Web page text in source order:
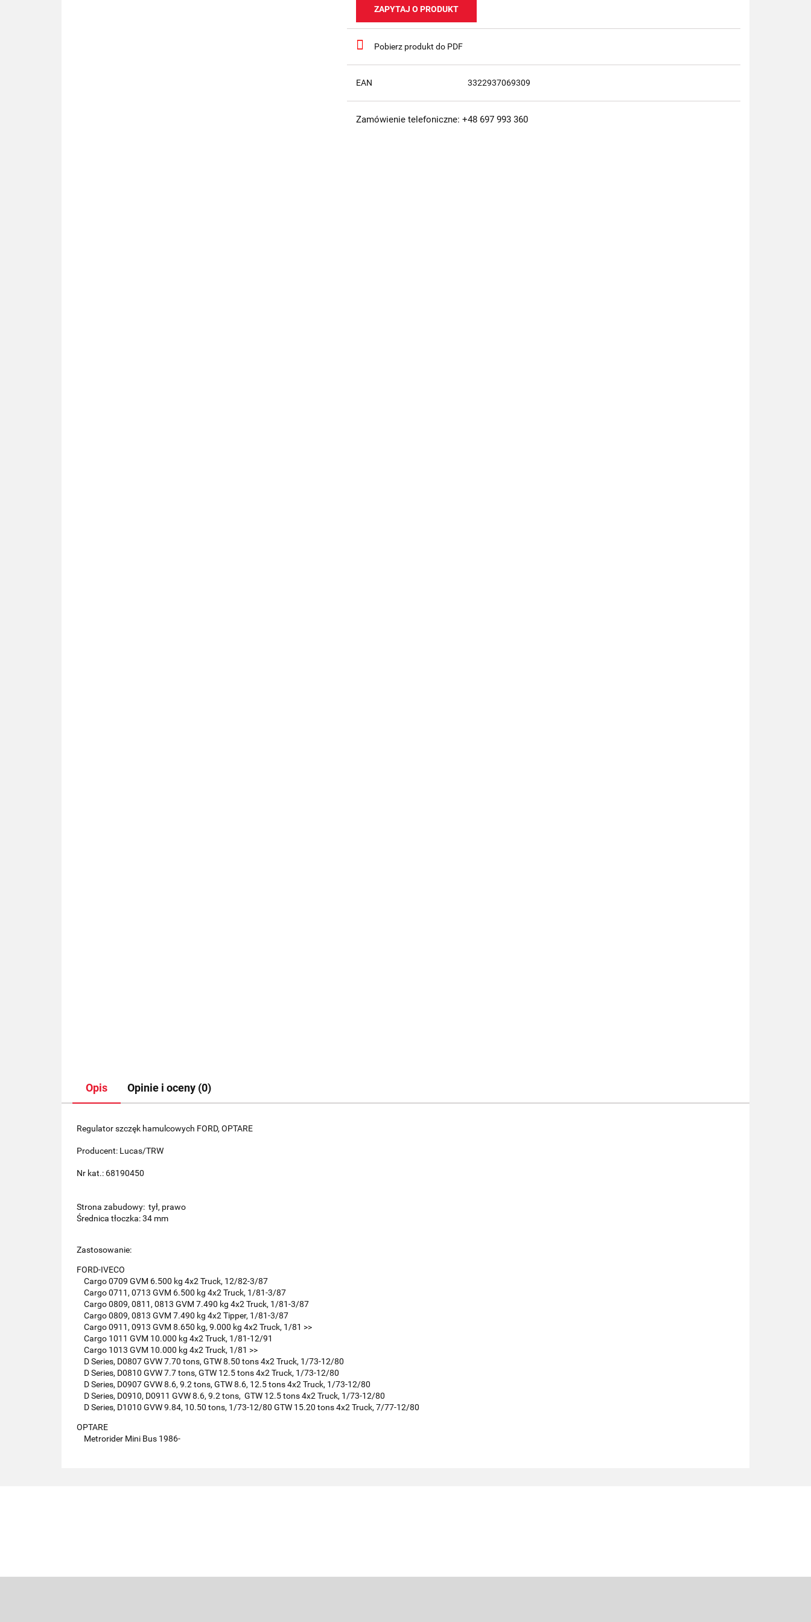
ZAPYTAJ O PRODUKT
Pobierz produkt do PDF
EAN 3322937069309
Zamówienie telefoniczne: +48 697 993 360
Opis Opinie i oceny (0)
Regulator szczęk hamulcowych FORD, OPTARE
Producent: Lucas/TRW
Nr kat.: 68190450
Strona zabudowy: tył, prawo
Średnica tłoczka: 34 mm
Zastosowanie:
FORD-IVECO
Cargo 0709 GVM 6.500 kg 4x2 Truck, 12/82-3/87
Cargo 0711, 0713 GVM 6.500 kg 4x2 Truck, 1/81-3/87
Cargo 0809, 0811, 0813 GVM 7.490 kg 4x2 Truck, 1/81-3/87
Cargo 0809, 0813 GVM 7.490 kg 4x2 Tipper, 1/81-3/87
Cargo 0911, 0913 GVM 8.650 kg, 9.000 kg 4x2 Truck, 1/81 >>
Cargo 1011 GVM 10.000 kg 4x2 Truck, 1/81-12/91
Cargo 1013 GVM 10.000 kg 4x2 Truck, 1/81 >>
D Series, D0807 GVW 7.70 tons, GTW 8.50 tons 4x2 Truck, 1/73-12/80
D Series, D0810 GVW 7.7 tons, GTW 12.5 tons 4x2 Truck, 1/73-12/80
D Series, D0907 GVW 8.6, 9.2 tons, GTW 8.6, 12.5 tons 4x2 Truck, 1/73-12/80
D Series, D0910, D0911 GVW 8.6, 9.2 tons, GTW 12.5 tons 4x2 Truck, 1/73-12/80
D Series, D1010 GVW 9.84, 10.50 tons, 1/73-12/80 GTW 15.20 tons 4x2 Truck, 7/77-12/80
OPTARE
Metrorider Mini Bus 1986-